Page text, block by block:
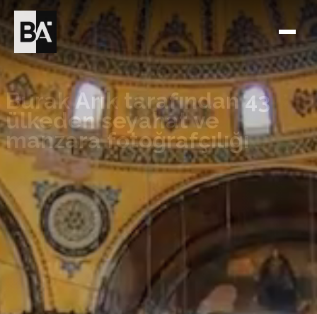
Burak Arık tarafından 43
ülkeden seyahat ve
manzara fotoğrafçılığı